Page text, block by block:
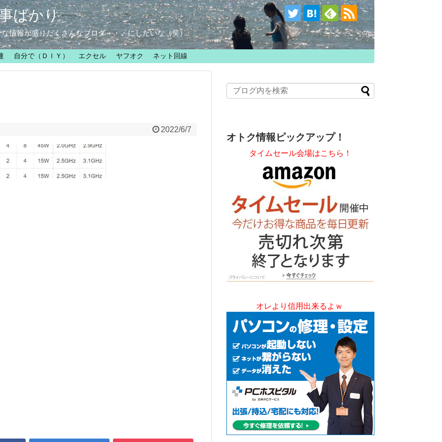
ばかり
情報が盛りだくさんなブログ・・・にしたいな（笑）
自分で（ＤＩＹ） エクセル ヤフオク ネット回線
2022/6/7
オトク情報ピックアップ！
タイムセール会場はこちら！
オレより信用出来るよｗ